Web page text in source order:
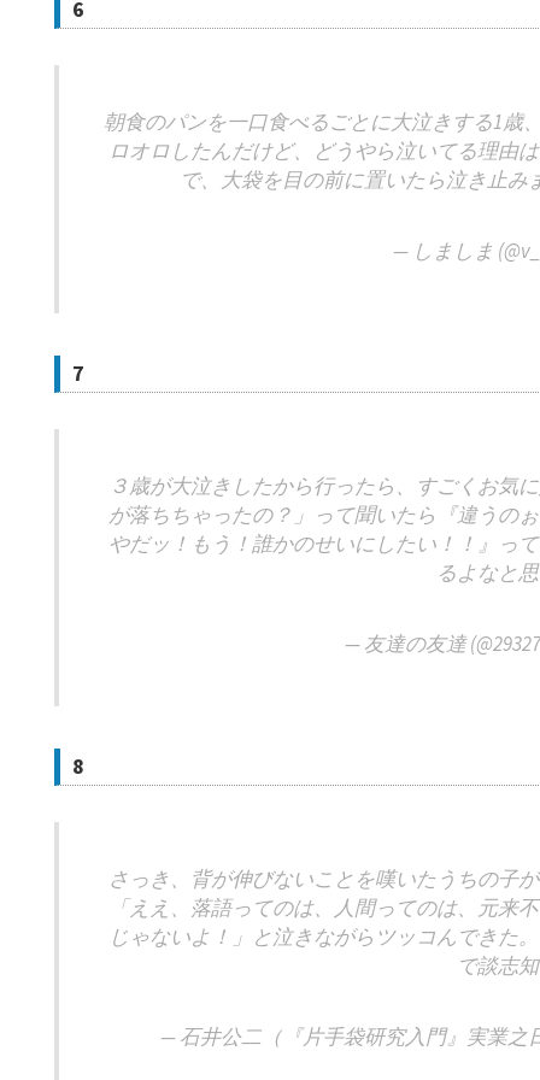
6
朝食のパンを一口食べるごとに大泣きする1歳
ロオロしたんだけど、どうやら泣いてる理由
で、大袋を目の前に置いたら泣き止
— しましま
7
３歳が大泣きしたから行ったら、すごくお気
が落ちちゃったの？」って聞いたら『違うの
やだッ！もう！誰かのせいにしたい！！』っ
るよなと
— 友達の友達
8
さっき、背が伸びないことを嘆いたうちの子
「ええ、落語ってのは、人間ってのは、元来
じゃないよ！」と泣きながらツッコんできた
で談志
— 石井公二（『片手袋研究入門』実業之